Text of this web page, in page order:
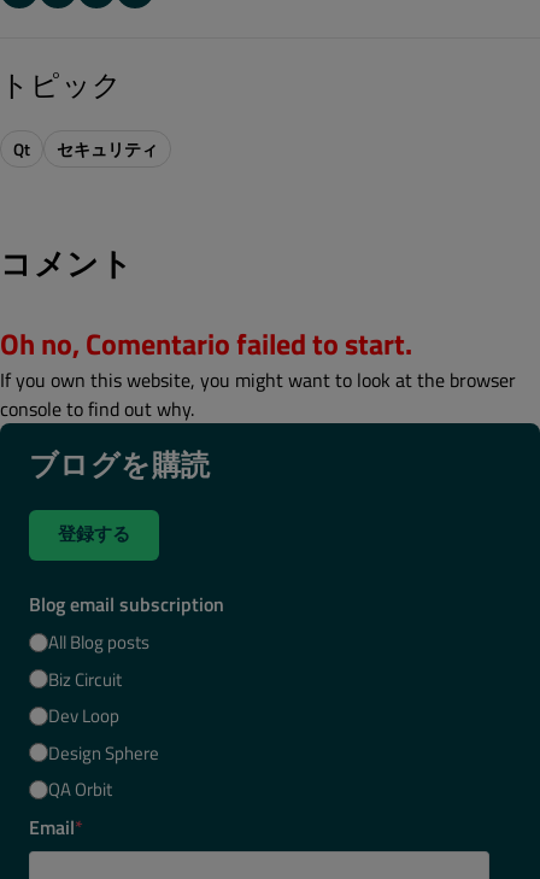
トピック
Qt セキュリティ
コメント
Oh no, Comentario failed to start.
If you own this website, you might want to look at the browser
console to find out why.
ブログを購読
登録する
Blog email subscription
All Blog posts
Biz Circuit
Dev Loop
Design Sphere
QA Orbit
Email*